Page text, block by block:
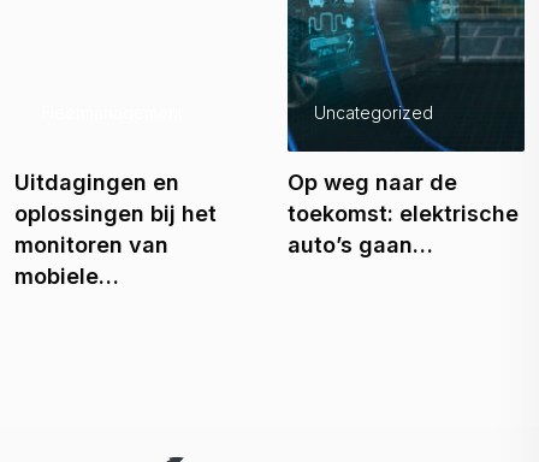
Uitdagingen en
oplossingen bij het
monitoren van
mobiele…
Uncategorized
Op weg naar de
toekomst: elektrische
auto’s gaan…